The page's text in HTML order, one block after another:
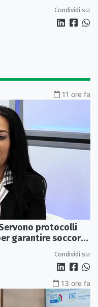
Condividi su:
11 ore fa
protocolli
garantire soccorsi
Condividi su:
13 ore fa